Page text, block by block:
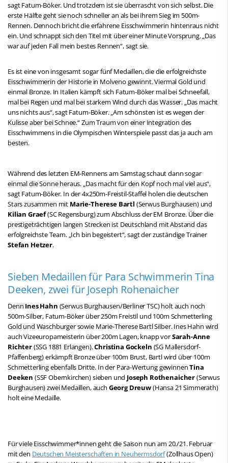
sagt Fatum-Böker. Und trotzdem ist sie überrascht von sich selbst. Die
erste Hälfte geht sie noch schneller an als bei ihrem Sieg im 500m-
Rennen. Dennoch bricht die erfahrene Eisschwimmerin hintenraus nicht
ein. Und schnappt sich den Titel mit über einer Minute Vorsprung. „Das
war auf jeden Fall mein bestes Rennen“, sagt sie.
Es ist eine von insgesamt sogar fünf Medaillen, die die erfolgreichste
Eisschwimmerin der Historie in Molveno gewinnt. Viermal Gold und
einmal Bronze. In Italien kämpft sich Fatum-Böker mal bei Schneefall,
mal bei Regen und mal bei starkem Wind durch das Wasser. „Das macht
uns nichts aus“, sagt Fatum-Böker. „Am schönsten ist es wegen der
Kulisse aber bei Schnee.“ Zum Traum von einer Integration des
Eisschwimmens in die Olympischen Winterspiele passt das ja auch am
besten.
Während des letzten EM-Rennens am Samstag schaut dann sogar
einmal die Sonne heraus. „Das macht für den Kopf noch mal viel aus“,
sagt Fatum-Böker. In der 4x250m-Freistil-Staffel holen die deutschen
Stars zusammen mit Marie-Therese Bartl (Serwus Burghausen) und
Kilian Graef(SC Regensburg) zum Abschluss der EM Bronze. Über die
prestigeträchtigen langen Strecken ist Deutschland mit Abstand das
erfolgreichste Team. „Ich bin begeistert“, sagt der zuständige Trainer
Stefan Hetzer.
Sieben Medaillen für Para Schwimmerin Tina
Deeken, zwei für Joseph Rohenaicher
Denn Ines Hahn (Serwus Burghausen/Berliner TSC) holt auch noch
500m-Silber, Fatum-Böker über 250m Freistil und 100m Schmetterling
Gold und Waschburger sowie Marie-Therese Bartl Silber. Ines Hahn wird
auch Vizeeuropameisterin über 200m Lagen, knapp vorSarah-Anne
Richter(SSG 1881 Erlangen).Christina Gockeln (SG Mallersdorf-
Pfaffenberg) erkämpft Bronze über 100m Brust, Bartl wird über 100m
Schmetterling ebenfalls Dritte. In der Para-Wertung gewinnenTina
Deeken (SSF Obernkirchen) sieben und Joseph Rothenaicher(Serwus
Burghausen) zwei Medaillen, auch Georg Dreuw(Hansa 21 Simmerath)
holt eine Medaille.
Für viele Eisschwimmer*innen geht die Saison nun am 20./21. Februar
mit den Deutschen Meisterschaften in Neuhermsdorf(Zollhaus Open)